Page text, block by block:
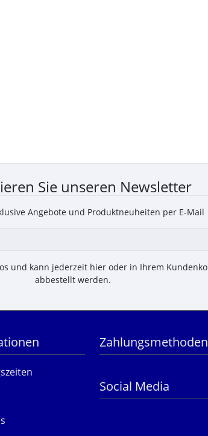
Sie unseren Newsletter
Angebote und Produktneuheiten per E-Mail
und kann jederzeit hier oder in Ihrem
abbestellt werden.
Zahlungsmethoden
Social Media